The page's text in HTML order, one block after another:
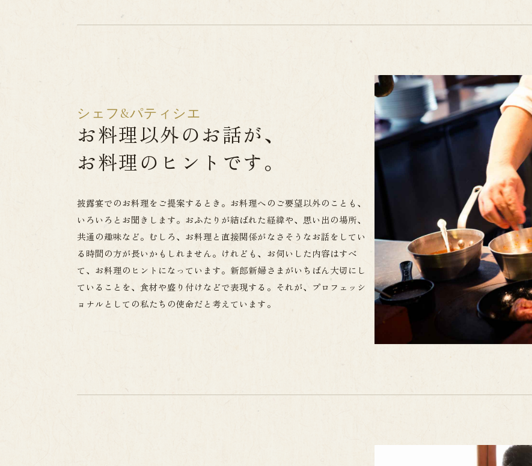
シェフ&パティシエ
お料理以外のお話が、
お料理のヒントです。
披露宴でのお料理をご提案するとき。お料理へのご要望以外のことも、
いろいろとお聞きします。おふたりが結ばれた経緯や、思い出の場所、
共通の趣味など。むしろ、お料理と直接関係がなさそうなお話をしてい
る時間の方が長いかもしれません。けれども、お伺いした内容はすべ
て、お料理のヒントになっています。新郎新婦さまがいちばん大切にし
ていることを、食材や盛り付けなどで表現する。それが、プロフェッシ
ョナルとしての私たちの使命だと考えています。